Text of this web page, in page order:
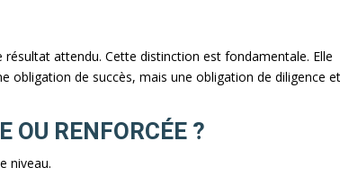
attendu. Cette distinction est fondamentale. Elle
obligation de succès, mais une obligation de diligence
OU RENFORCÉE ?
niveau.